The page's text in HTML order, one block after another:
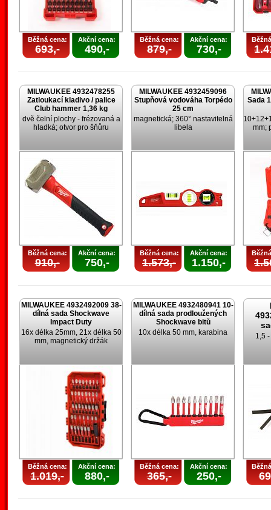
Běžná cena:
693,-
Akční cena:
490,-
Běžná cena:
879,-
Akční cena:
730,-
MILWAUKEE 4932478255
Zatloukací kladivo / palice
Club hammer 1,36 kg
dvě čelní plochy - frézovaná a
hladká; otvor pro šňůru
Běžná cena:
910,-
Akční cena:
750,-
MILWAUKEE 4932459096
Stupňová vodováha Torpédo
25 cm
magnetická; 360° nastavitelná
libela
Běžná cena:
1.573,-
Akční cena:
1.150,-
Sada
mm;
MILWAUKEE 4932492009 38-
dílná sada Shockwave
Impact Duty
16x délka 25mm, 21x délka 50
mm, magnetický držák
Běžná cena:
1.019,-
Akční cena:
880,-
MILWAUKEE 4932480941 10-
dílná sada prodloužených
Shockwave bitů
10x délka 50 mm, karabina
Běžná cena:
365,-
Akční cena:
250,-
1,5